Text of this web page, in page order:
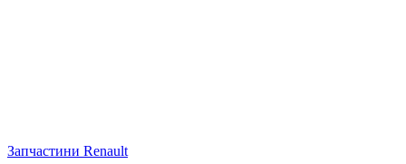
Запчастини Renault